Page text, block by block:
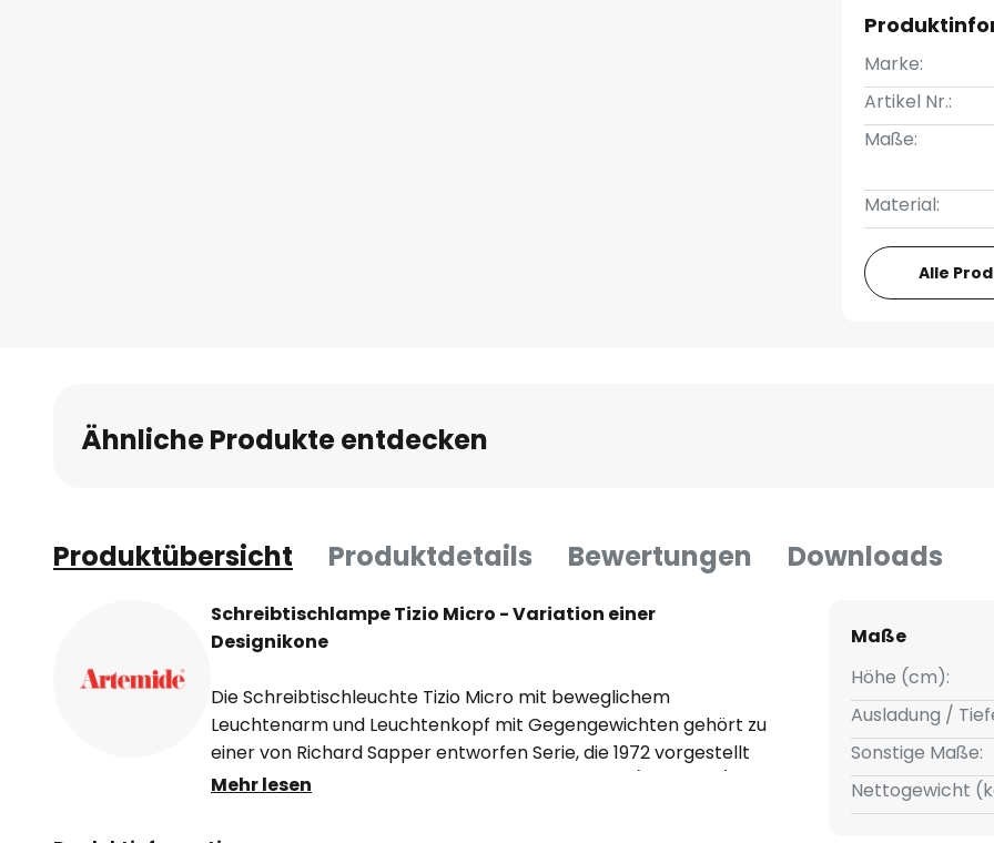
Marke:
Artikel Nr.:
Maße:
Material:
Alle
Ähnliche Produkte entdecken
Produktübersicht Produktdetails Bewertungen Downloads
Schreibtischlampe Tizio Micro - Variation einer
Designikone
Die Schreibtischleuchte Tizio Micro mit beweglichem
Leuchtenarm und Leuchtenkopf mit Gegengewichten gehört zu
einer von Richard Sapper entworfen Serie, die 1972 vorgestellt
wurde und heute als Designklassiker gilt. Sapper (1932-2015) gilt
vermittelte sein Wissen auch als Hochschullehrer. Für sein
Mehr lesen
Maße
Höhe (cm):
Ausladung /
Sonstige Maße:
Nettogewicht